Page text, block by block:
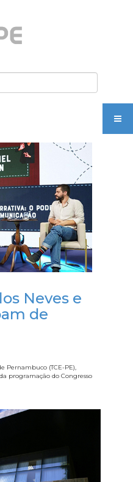
Neves e
de
Pernambuco (TCE-PE),
programação do Congresso